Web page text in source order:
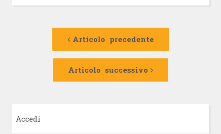
Navigazione
Articolo precedente
Articolo
Articolo successivo
Articolo
Accedi